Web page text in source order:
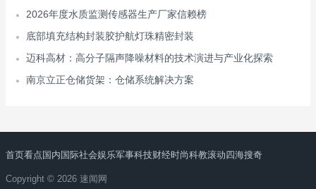
2026年度水质监测传感器生产厂家信赖榜
底部填充结构封装胶护航灯珠精密封装
迈科高材：高分子隔声降噪材料的技术演进与产业化探索
南京立正仓储货架：仓储系统解决方案
首页看点 国内 国际社会娱乐军事科技财经时尚科教滚动 四海搜奇
Copyright © 2026 速闻网